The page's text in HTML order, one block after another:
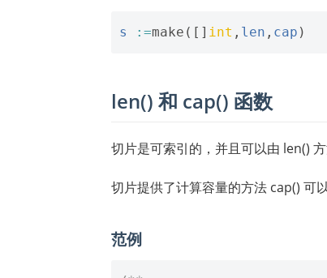
s :=make ([] int , len , cap )
len() 和 cap() 函数
切片是可索引的，并且可以由 len()
切片提供了计算容量的方法 cap() 可
范例